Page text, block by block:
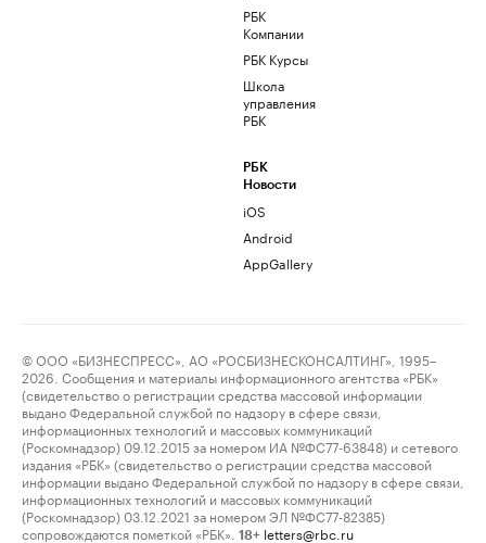
РБК
Компании
РБК Курсы
Школа
управления
РБК
РБК
Новости
iOS
Android
AppGallery
© ООО «БИЗНЕСПРЕСС», АО «РОСБИЗНЕСКОНСАЛТИНГ», 1995–
2026. Сообщения и материалы информационного агентства «РБК»
(свидетельство о регистрации средства массовой информации
выдано Федеральной службой по надзору в сфере связи,
информационных технологий и массовых коммуникаций
(Роскомнадзор) 09.12.2015 за номером ИА №ФС77-63848) и сетевого
издания «РБК» (свидетельство о регистрации средства массовой
информации выдано Федеральной службой по надзору в сфере связи,
информационных технологий и массовых коммуникаций
(Роскомнадзор) 03.12.2021 за номером ЭЛ №ФС77-82385)
сопровождаются пометкой «РБК».
18+ letters@rbc.ru